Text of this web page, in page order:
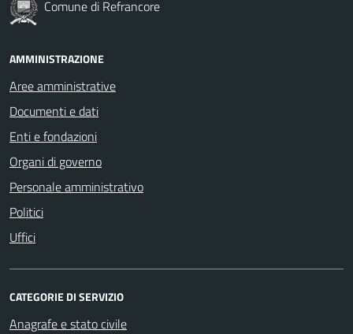
Comune di Refrancore
AMMINISTRAZIONE
Aree amministrative
Documenti e dati
Enti e fondazioni
Organi di governo
Personale amministrativo
Politici
Uffici
CATEGORIE DI SERVIZIO
Anagrafe e stato civile